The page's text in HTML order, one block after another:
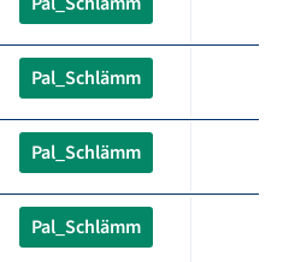
Pal_Schlämm
Pal_Schlämm
Pal_Schlämm